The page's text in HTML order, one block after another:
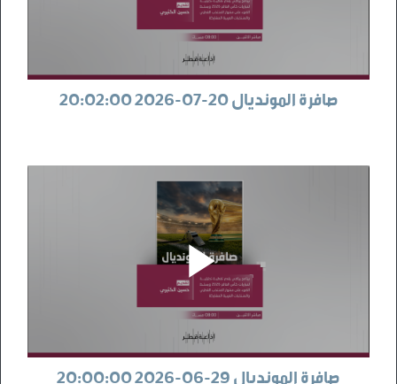
صافرة المونديال 20-07-2026 20:02:00
صافرة المونديال 29-06-2026 20:00:00